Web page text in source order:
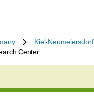
Kiel-Neumeiersdorf
Center